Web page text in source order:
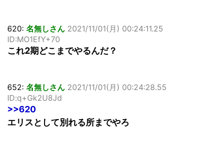
620: 名無しさん 2021/11/01(月) 00:24:11.25
ID:MO1EfY+70
これ2期どこまでやるんだ？
652: 名無しさん 2021/11/01(月) 00:24:28.55
ID:q+Gk2U8Jd
>>620
エリスとして別れる所までやろ